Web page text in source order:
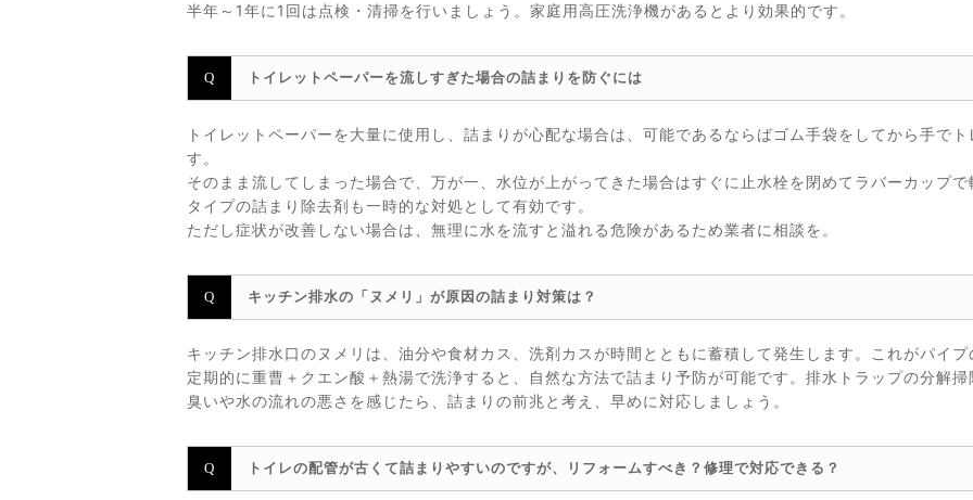
半年～1年に1回は点検・清掃を行いましょう。家庭用高圧洗浄機があるとより効果的です。
トイレットペーパーを流しすぎた場合の詰まりを防ぐには
トイレットペーパーを大量に使用し、詰まりが心配な場合は、可能であるならばゴム手袋をしてから手で
す。
そのまま流してしまった場合で、万が一、水位が上がってきた場合はすぐに止水栓を閉めてラバーカップ
タイプの詰まり除去剤も一時的な対処として有効です。
ただし症状が改善しない場合は、無理に水を流すと溢れる危険があるため業者に相談を。
キッチン排水の「ヌメリ」が原因の詰まり対策は？
キッチン排水口のヌメリは、油分や食材カス、洗剤カスが時間とともに蓄積して発生します。これがパイ
定期的に重曹＋クエン酸＋熱湯で洗浄すると、自然な方法で詰まり予防が可能です。排水トラップの分解
臭いや水の流れの悪さを感じたら、詰まりの前兆と考え、早めに対応しましょう。
トイレの配管が古くて詰まりやすいのですが、リフォームすべき？修理で対応できる？